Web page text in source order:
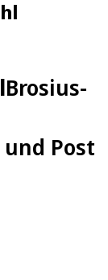
Brosius-
Post